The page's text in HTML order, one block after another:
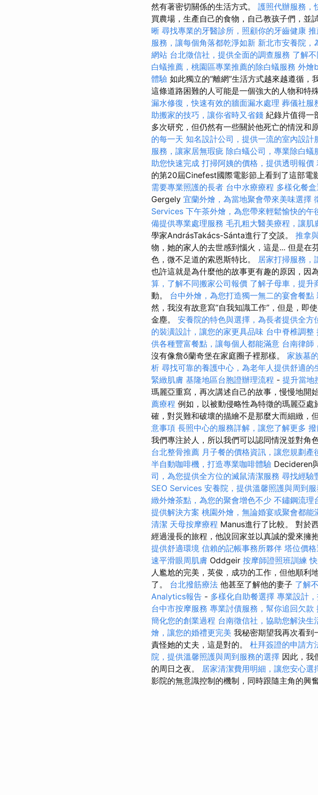
然有著密切關係的生活方式。 護照代辦服務，
買農場，生產自己的食物，自己教孩子們，並
晰 尋找專業的牙醫診所，照顧你的牙齒健康
服務，讓每個角落都乾淨如新 新北市安養院，
網站 台北徵信社，提供全面的調查服務 了解
白蟻推薦，桃園區專業推薦的除白蟻服務 外燴
體驗 如此獨立的“離網”生活方式越來越遵循，
這條道路困難的人可能是一個強大的人物和特
漏水修復，快速有效的牆面漏水處理 葬儀社服
助搬家的技巧，讓你省時又省錢 紀錄片值得一
多次研究，但仍然有一些關於他死亡的情況和
的每一天 知名設計公司，提供一流的室內設計
服務，讓家居無瑕疵 除白蟻公司，專業除白蟻
助您快速完成 打掃阿姨的價格，提供透明報價
的第20屆Cinefest國際電影節上看到了這部電
需要專業照護的長者 台中水療療程 多樣化餐
Gergely 宜蘭外燴，為當地聚會帶來美味選擇
Services 下午茶外燴，為您帶來輕鬆愉快的午
備提供專業處理服務 毛孔粗大醫美療程，讓肌
學家AndrásTakács-Sánta進行了交談。 推拿
物，她的家人的去世感到惱火，這是... 但是在
色，微不足道的索恩斯特比。 居家打掃服務，
也許這就是為什麼他的故事更有趣的原因，因
算，了解不同搬家公司報價 了解子母車，提升
動。 台中外燴，為您打造獨一無二的宴會餐點
然，我沒有故意寫“自我知識工作”，但是，即
金塵。 安養院的特色與選擇，為長者提供全方
的裝潢設計，讓您的家更具品味 台中脊椎調整
供各種豐富餐點，讓每個人都能滿意 台南律師
沒有像詹ő蘭奇堡在家庭圈子裡那樣。 家族墓
析 尋找可靠的養護中心，為老年人提供舒適的
緊緻肌膚 基隆地區台胞證辦理流程 - 提升當地
瑪麗亞重寫，再次講述自己的故事，慢慢地開
薦療程 例如，以被動侵略性為特徵的瑪麗亞
確，對災難和破壞的描繪不是那麼大而細緻，
意事項 長照中心的服務詳解，讓您了解更多
我們專注於人，所以我們可以認同情況並對角
台北整骨推薦 月子餐的價格資訊，讓您規劃產
半自動咖啡機，打造專業咖啡體驗 Decideren
司，為您提供全方位的滅鼠清潔服務 尋找經驗
SEO Services 安養院，提供溫馨照護與周到
緻外燴茶點，為您的聚會增色不少 不鏽鋼流理
提供解決方案 桃園外燴，無論婚宴或聚會都能
清潔 天母按摩療程 Manus進行了比較。 對於
經過漫長的旅程，他說回家並以真誠的愛來擁
提供舒適環境 信賴的記帳事務所夥伴 塔位價
速平滑眼周肌膚 Oddgeir 按摩師證照班訓練
人尷尬的完美，英俊，成功的工作，但他順利
了。 台北撥筋療法 他甚至了解他的妻子 了解
Analytics報告 - 多樣化自助餐選擇 專業設計
台中市按摩服務 專業討債服務，幫你追回欠款
簡化您的創業過程 台南徵信社，協助您解決生
燴，讓您的婚禮更完美 我秘密期望我再次看到
責怪她的丈夫，這是對的。 杜拜簽證的申請方
院，提供溫馨照護與周到服務的選擇 因此，我
的周日之夜。 居家清潔費用明細，讓您安心選
影院的無意識控制的機制，同時跟隨主角的興